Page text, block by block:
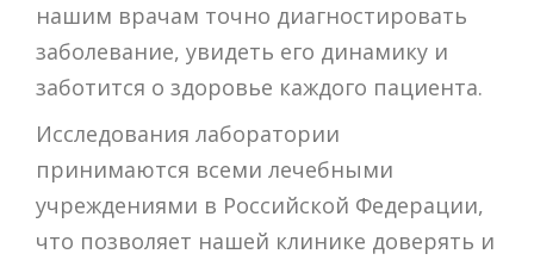
нашим врачам точно диагностировать
заболевание, увидеть его динамику и
заботится о здоровье каждого пациента.
Исследования лаборатории
принимаются всеми лечебными
учреждениями в Российской Федерации,
что позволяет нашей клинике доверять и